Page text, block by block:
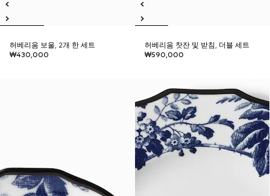
허베리움 보울, 2개 한 세트
₩430,000
허베리움 찻잔 및 받침, 더블 세트
₩590,000